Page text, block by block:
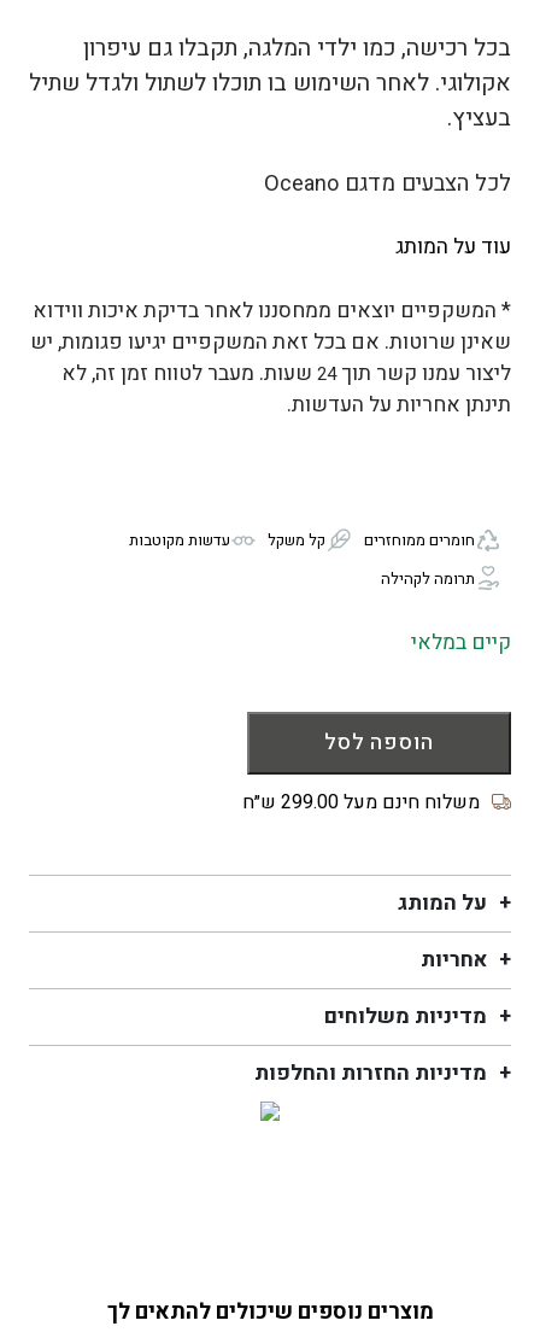
בכל רכישה, כמו ילדי המלגה, תקבלו גם עיפרון
אקולוגי. לאחר השימוש בו תוכלו לשתול ולגדל שתיל
בעציץ.
לכל הצבעים מדגם O ceano
עוד על המותג
* המשקפיים יוצאים ממחסננו לאחר בדיקת איכות ווידוא
שאינן שרוטות. אם בכל זאת המשקפיים יגיעו פגומות, יש
ליצור עמנו קשר תוך24 שעות. מעבר לטווח זמן זה, לא
תינתן אחריות על העדשות.
חומרים ממוחזרים קל משקל
עדשות מקוטבות
תרומה לקהילה
קיים במלאי
שמש
OCEANO
הוספה לסל
משלוח חינם מעל 299.00 ש״ח
על המותג
אחריות
מדיניות משלוחים
מדיניות החזרות והחלפות
מוצרים נוספים שיכולים להתאים לך